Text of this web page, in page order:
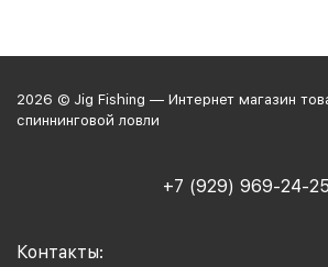
2026 © Jig Fishing — Интернет магазин
спиннинговой ловли
+7 (929) 969-24-25
Контакты: